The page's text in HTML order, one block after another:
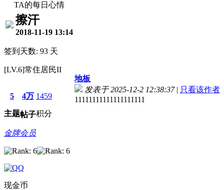
TA的每日心情
擦汗
2018-11-19 13:14
签到天数: 93 天
[LV.6]常住居民II
5
主题
4万
帖子
1459
积分
金牌会员
现金币
地板
发表于 2025-12-2 12:38:37 | 只看该作者
11111111111111111111